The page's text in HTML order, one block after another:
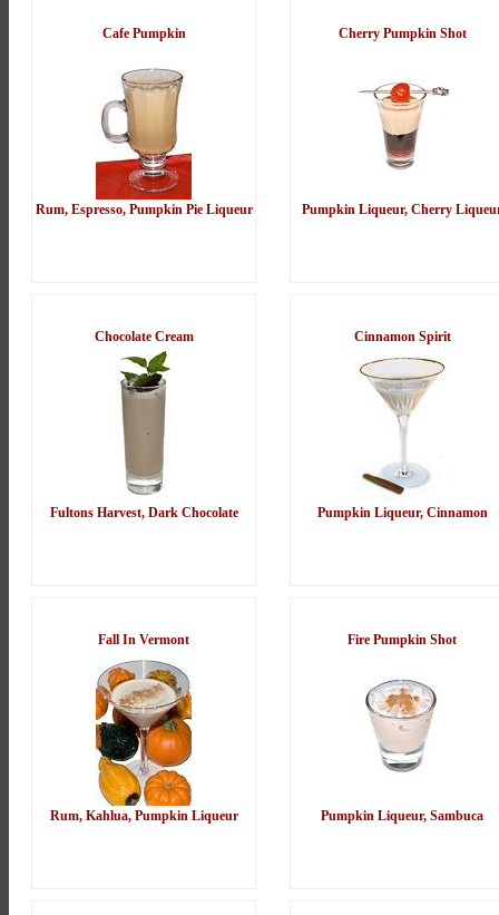
Cafe Pumpkin
Rum, Espresso, Pumpkin Pie Liqueur
Cherry Pumpkin Shot
Pumpkin Liqueur, Cherry
Chocolate Cream
Fultons Harvest, Dark Chocolate
Cinnamon Spirit
Pumpkin Liqueur, Cinnamon
Fall In Vermont
Rum, Kahlua, Pumpkin Liqueur
Fire Pumpkin Shot
Pumpkin Liqueur, Sambuca